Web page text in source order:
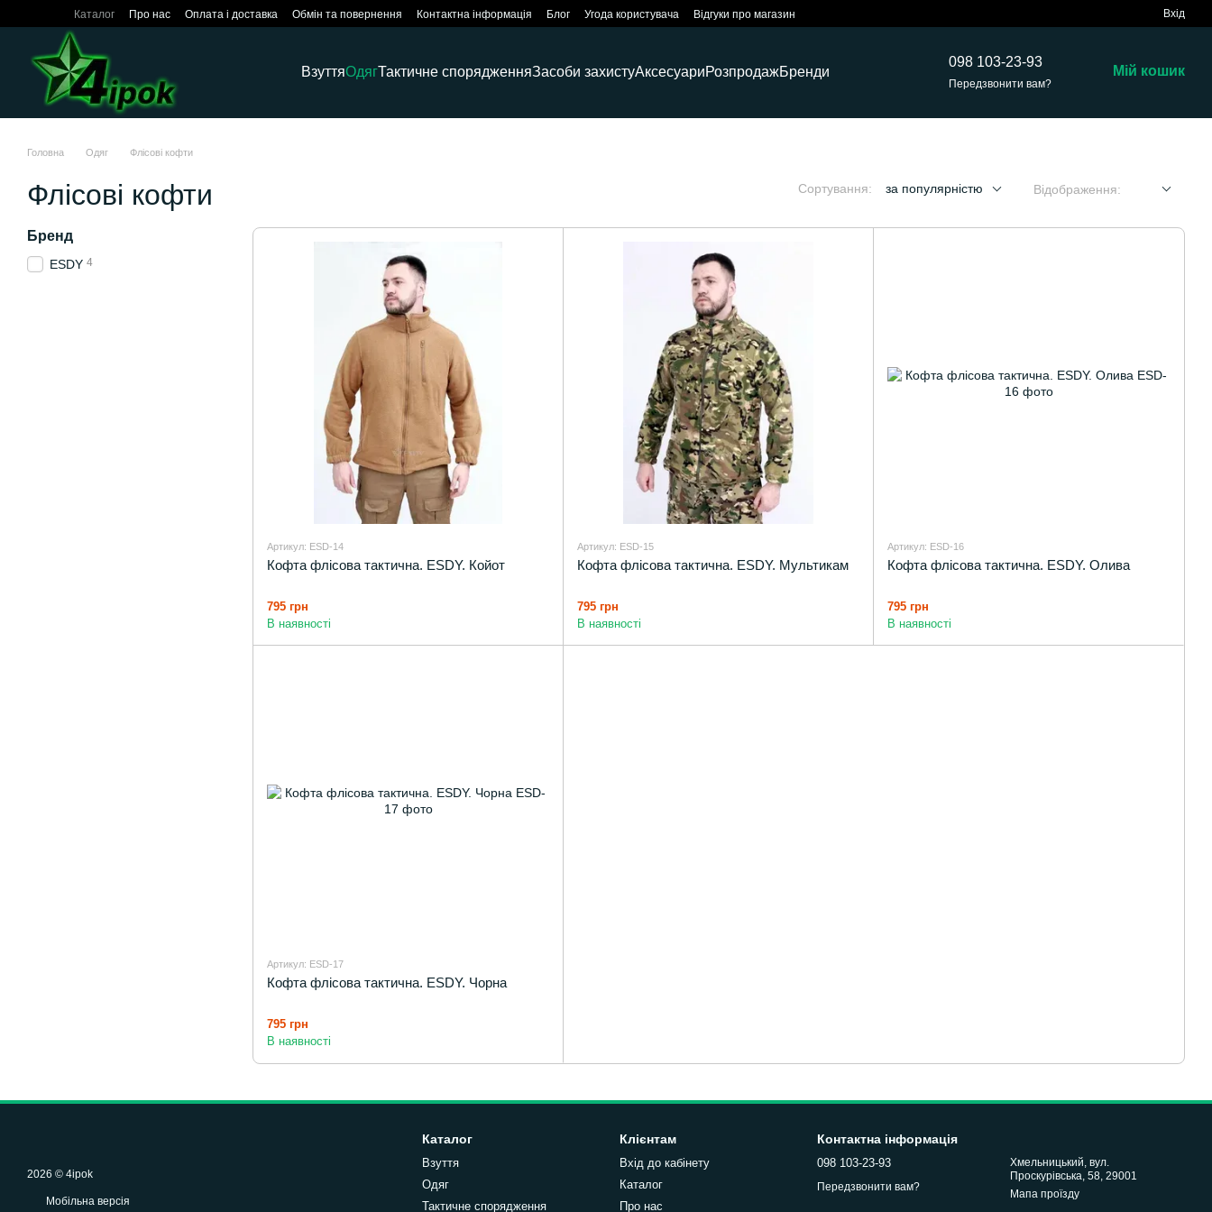
Перейти до основного контенту
Каталог Про нас Оплата і доставка Обмін та повернення Контактна інформація Блог Угода користувача Відгуки про магазин Вхід
ВзуттяОдягТактичне спорядженняЗасоби захистуАксесуариРозпродажБренди
098 103-23-93
Передзвонити вам?
Мій кошик
Головна Одяг Флісові кофти
Флісові кофти Сортування: за популярністю Відображення:
Артикул: ESD-14
Кофта флісова тактична. ESDY. Койот
795 грн
В наявності
Артикул: ESD-15
Кофта флісова тактична. ESDY. Мультикам
795 грн
В наявності
Артикул: ESD-16
Кофта флісова тактична. ESDY. Олива
795 грн
В наявності
Артикул: ESD-17
Кофта флісова тактична. ESDY. Чорна
795 грн
В наявності
Бренд
ESDY 4
2026 © 4ipok
Мобільна версія
Каталог
Взуття
Одяг
Тактичне спорядження
Клієнтам
Вхід до кабінету
Каталог
Про нас
Контактна інформація
098 103-23-93
Передзвонити вам?
Хмельницький, вул.
Проскурівська, 58, 29001
Мапа проїзду